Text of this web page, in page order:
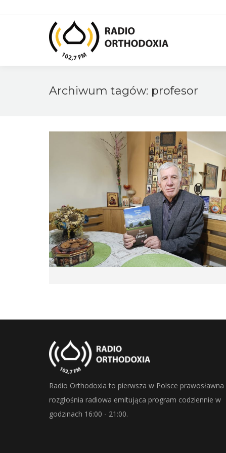
Archiwum tagów: profesor
Radio Orthodoxia to pierwsza w Polsce prawosławna
rozgłośnia radiowa emitująca program codziennie w
godzinach 16:00 - 21:00.